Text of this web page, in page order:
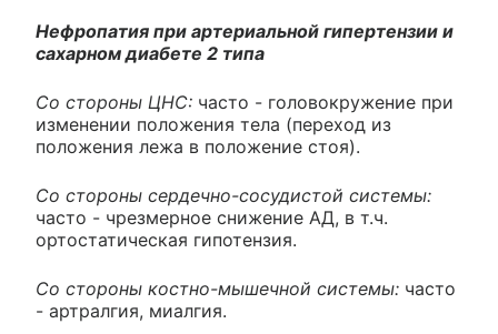
Нефропатия при артериальной гипертензии и
сахарном диабете 2 типа
Со стороны ЦНС: часто - головокружение при
изменении положения тела (переход из
положения лежа в положение стоя).
Со стороны сердечно-сосудистой системы:
часто - чрезмерное снижение АД, в т.ч.
ортостатическая гипотензия.
Со стороны костно-мышечной системы: часто
- артралгия, миалгия.